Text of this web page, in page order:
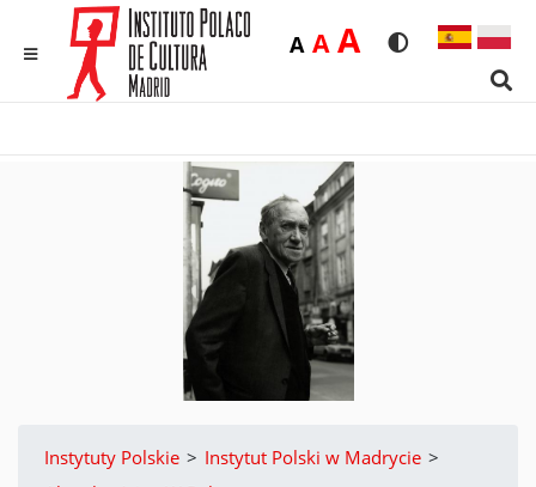
Rozmiar
ADomyślna
AŚrednia
ADużaWersja
Instytuty Polskie > Instytut Polski w Madrycie >